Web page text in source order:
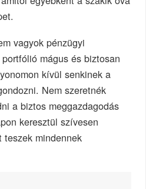
vagyok pénzügyi
mágus és biztosan
kívül senkinek a
Nem szeretnék
a biztos meggazdagodás
keresztül szívesen
teszek mindennek